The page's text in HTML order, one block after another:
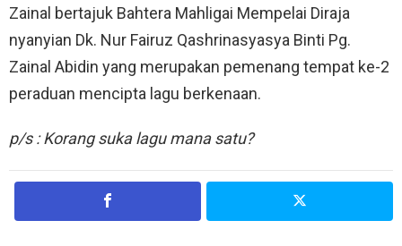
Zainal bertajuk Bahtera Mahligai Mempelai Diraja
nyanyian Dk. Nur Fairuz Qashrinasyasya Binti Pg.
Zainal Abidin yang merupakan pemenang tempat ke-2
peraduan mencipta lagu berkenaan.
p/s : Korang suka lagu mana satu?